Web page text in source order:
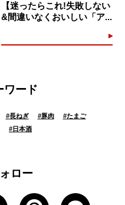
【迷ったらこれ!失敗しない
&間違いなくおいしい「ア...
ワード
#長ねぎ #豚肉 #たまご
# 日本酒
ロー